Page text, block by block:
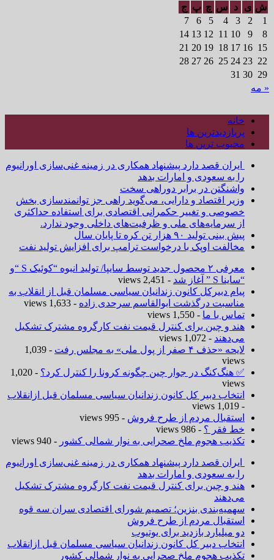
ش ی د س چ پ ج
1
2
3
4
5
6
7
8
9
10
11
12
13
14
15
16
17
18
19
20
21
22
23
24
25
26
27
28
29
30
31
« مه
خانه
پربازدیدترین ها
محبوب ترین ها
ایران قصد دارد پیشنهاد همکاری در زمینه غنی‌سازی اورانیوم
را به سعودی و امارات بدهد
واشنگتن در برابر دوراهی سخت
وزیر اقتصاد و دارایی، می‌گوید راهی جز توانمندسازی بخش
خصوصی و تغییر حکمرانی اقتصادی برای استفاده حداکثری
از سرمایه‌های ملی و ظرفیت‌های داخلی وجود ندارد.
پیش بینی تولید ۹۰ هزار تن کره تا پایان سال
مخالفت اوپک با درخواست ترامپ برای افزایش تولید نفت
معرفی ۲ محصول جدید توسط سایپا/ تولید انبوه “کوئیک S “و
“ساینا S ” آغاز شد
- 2,451 views
پیام دبیرکل کانون زندانیان سیاسی مسلمان قبل از انقلاب به
مناسبت درگذشت ابوالقاسم سرحدی زاده - 1,633 views
تماس با ما - 1,550 views
هند و چین برای کنترل قیمت نفت کارگروه مشترک تشکیل
می‌دهند - 1,072 views
لایحه «حذف ۴ صفر از پول ملی» به مجلس رفت
- 1,039
views
✅ هنگ‌کنگ در جوار چین چگونه کرونا را کنترل کرد؟
- 1,020
views
انتخاب دبیر کل کانون زندانیان سیاسی مسلمان قبل ازانقلاب
- 1,019 views
استقبال مردم از طرح فروش - 995 views
خط فقر ؟ - 986 views
تکذیب هجوم ملخ صحرایی به نوار شمالی کشور - 940 views
ایران قصد دارد پیشنهاد همکاری در زمینه غنی‌سازی اورانیوم
را به سعودی و امارات بدهد
هند و چین برای کنترل قیمت نفت کارگروه مشترک تشکیل
می‌دهند
سهمیه‌بندی بنزین؛ تصمیم شورای اقتصادی سران سه قوه
استقبال مردم از طرح فروش
دو میلیارد بازدید برای یوتیوب
انتخاب دبیر کل کانون زندانیان سیاسی مسلمان قبل ازانقلاب
تکذیب هجوم ملخ صحرایی به نوار شمالی کشور